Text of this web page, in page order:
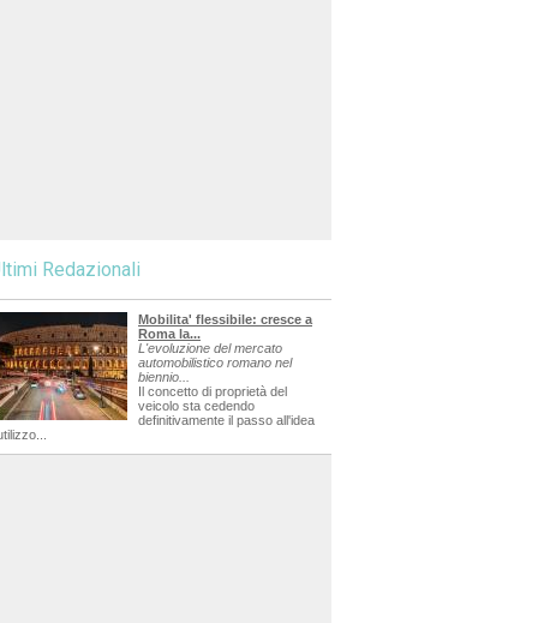
Redazionali
Mobilita' flessibile: cresce a
Roma la...
L'evoluzione del mercato
automobilistico romano nel
biennio...
Il concetto di proprietà del
veicolo sta cedendo
definitivamente il passo all'idea